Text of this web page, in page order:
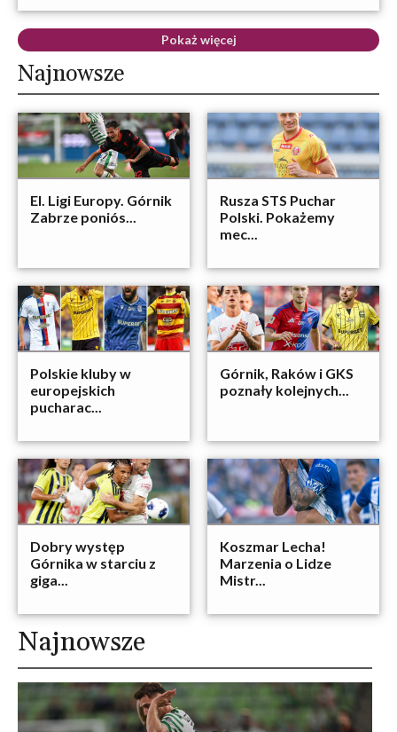
Pokaż więcej
Najnowsze
El. Ligi Europy. Górnik
Zabrze poniós...
Rusza STS Puchar
Polski. Pokażemy
mec...
Polskie kluby w
europejskich
pucharac...
Górnik, Raków i GKS
poznały kolejnych...
Dobry występ
Górnika w starciu z
giga...
Koszmar Lecha!
Marzenia o Lidze
Mistr...
Najnowsze